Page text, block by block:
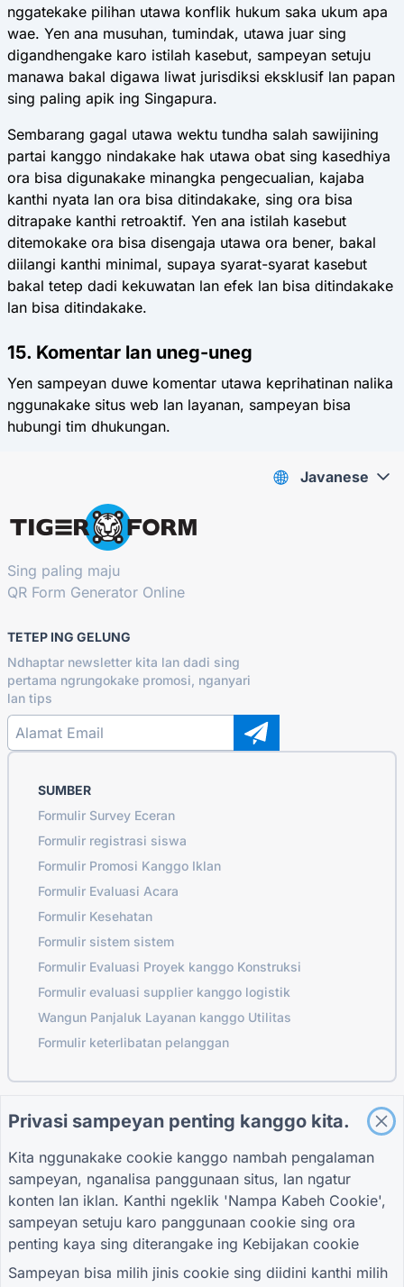
nggatekake pilihan utawa konflik hukum saka ukum apa
wae. Yen ana musuhan, tumindak, utawa juar sing
digandhengake karo istilah kasebut, sampeyan setuju
manawa bakal digawa liwat jurisdiksi eksklusif lan papan
sing paling apik ing Singapura.
Sembarang gagal utawa wektu tundha salah sawijining
partai kanggo nindakake hak utawa obat sing kasedhiya
ora bisa digunakake minangka pengecualian, kajaba
kanthi nyata lan ora bisa ditindakake, sing ora bisa
ditrapake kanthi retroaktif. Yen ana istilah kasebut
ditemokake ora bisa disengaja utawa ora bener, bakal
diilangi kanthi minimal, supaya syarat-syarat kasebut
bakal tetep dadi kekuwatan lan efek lan bisa ditindakake
lan bisa ditindakake.
15. Komentar lan uneg-uneg
Yen sampeyan duwe komentar utawa keprihatinan nalika
nggunakake situs web lan layanan, sampeyan bisa
hubungi tim dhukungan.
Sing paling maju
QR Form Generator Online
TETEP ING GELUNG
Ndhaptar newsletter kita lan dadi sing
pertama ngrungokake promosi, nganyari
lan tips
SUMBER
Formulir Survey Eceran
Formulir registrasi siswa
Formulir Promosi Kanggo Iklan
Formulir Evaluasi Acara
Formulir Kesehatan
Formulir sistem sistem
Formulir Evaluasi Proyek kanggo Konstruksi
Formulir evaluasi supplier kanggo logistik
Wangun Panjaluk Layanan kanggo Utilitas
Formulir keterlibatan pelanggan
GABUNG KARO KOMUNITAS
PANDHUAN
Blog
TIGER FORM
Pandhuan
PERUSAHAAN
Hubungi kita
SARAT
Kebijakan Privasi
Setelan Cookie
Javanese
Privasi sampeyan penting kanggo kita.
Kita nggunakake cookie kanggo nambah pengalaman
sampeyan, nganalisa panggunaan situs, lan ngatur
konten lan iklan. Kanthi ngeklik 'Nampa Kabeh Cookie',
sampeyan setuju karo panggunaan cookie sing ora
penting kaya sing diterangake ing Kebijakan cookie
Sampeyan bisa milih jinis cookie sing diidini kanthi milih